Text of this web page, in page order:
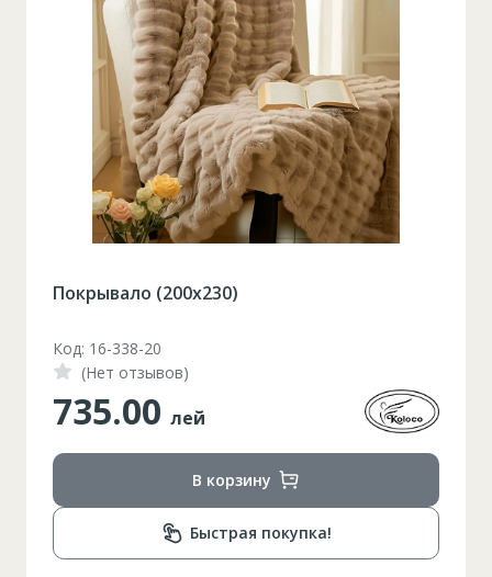
Таблица размеров
XS S M L XL
Inaltime
Circumferinta pieptului
Circumferinta taliei 74-78
89-92
Lungimea piciorului in
interior
Покрывало (200х230)
Код: 16-338-20
(Нет отзывов)
735.00 лей
В корзину
Быстрая покупка!